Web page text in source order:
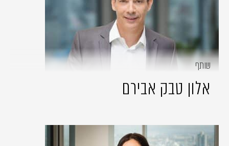
שותף
אלון טבק אבירם